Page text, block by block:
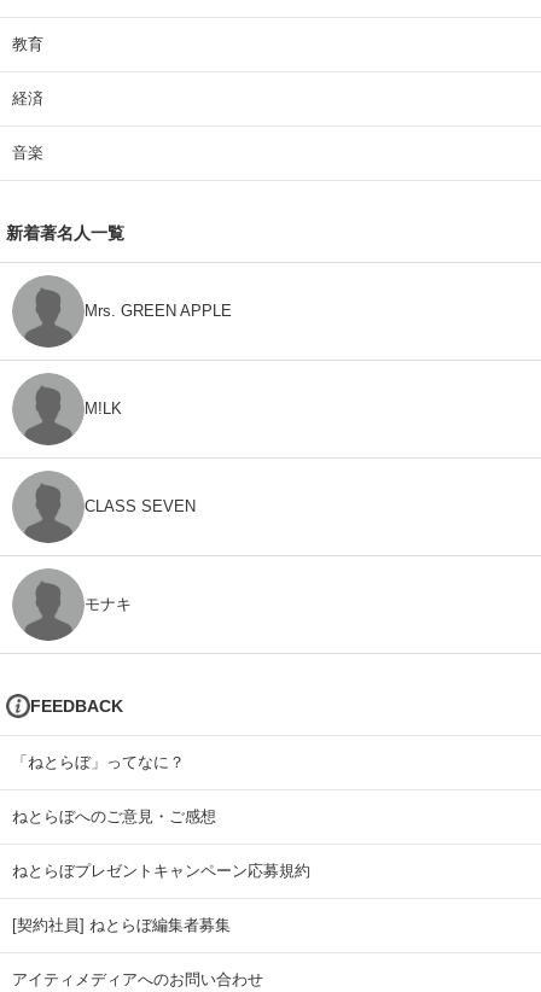
教育
経済
音楽
新着著名人一覧
Mrs. GREEN APPLE
M!LK
CLASS SEVEN
モナキ
FEEDBACK
「ねとらぼ」ってなに？
ねとらぼへのご意見・ご感想
ねとらぼプレゼントキャンペーン応募規約
[契約社員] ねとらぼ編集者募集
アイティメディアへのお問い合わせ